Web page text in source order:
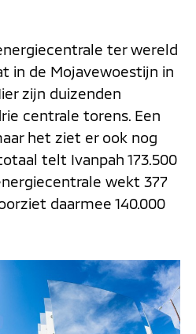
ter wereld
in de Mojavewoestijn in
zijn duizenden
centrale torens. Een
het ziet er ook nog
telt Ivanpah 173.500
wekt 377
daarmee 140.000